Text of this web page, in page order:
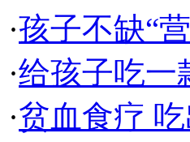
·孩子不缺“
·给孩子吃一
·贫血食疗